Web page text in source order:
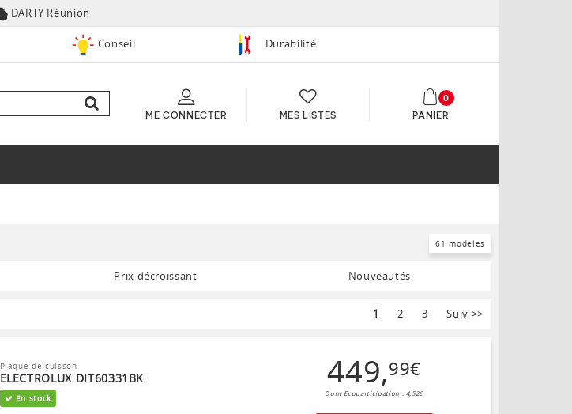
DARTY Réunion
Conseil Durabilité
ME CONNECTER MES LISTES PANIER
0
61 modèles
Prix décroissant Nouveautés
1 2 3 Suiv >>
Plaque de cuisson
ELECTROLUX DIT60331BK
En stock
449,99€
Dont Ecoparticipation : 4,52€